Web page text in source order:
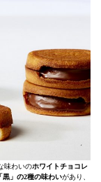
味わいのホワイトチョコレ
黒」の2種の味わいがあり、